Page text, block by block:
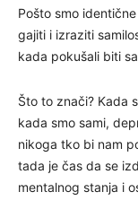
Pošto smo
gajiti i izraziti
kada pokušali biti
Što to znači? Kada
kada smo sami,
nikoga tko bi nam
tada je čas da se
mentalnog stanja i